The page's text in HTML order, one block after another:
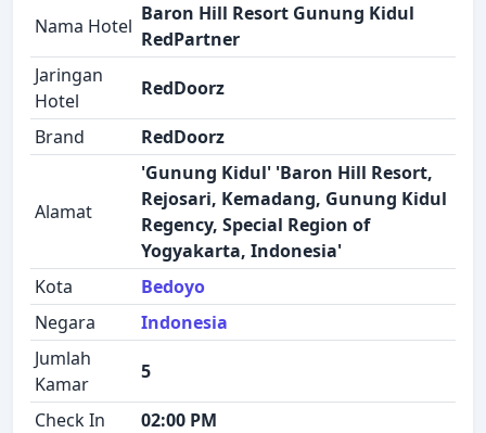
Nama Hotel
Baron Hill Resort Gunung Kidul
RedPartner
Jaringan
Hotel
RedDoorz
Brand RedDoorz
Alamat
'Gunung Kidul' 'Baron Hill Resort,
Rejosari, Kemadang, Gunung Kidul
Regency, Special Region of
Yogyakarta, Indonesia'
Kota
Bedoyo
Negara
Indonesia
Jumlah
Kamar
5
Check In
02:00 PM